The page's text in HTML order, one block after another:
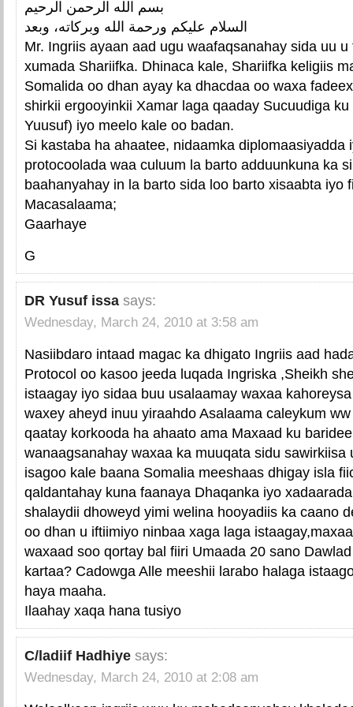
بسم الله الرحمن الرحيم
السلام عليكم ورحمة الله وبركاته، وبعد
Mr. Ingriis ayaan aad ugu waafaqsanahay sida uu
xumada Shariifka. Dhinaca kale, Shariifka keligiis
Somalida oo dhan ayay ka dhacdaa oo waxa
shirkii ergooyinkii Xamar laga qaaday Sucuudiga
Yuusuf) iyo meelo kale oo badan.
Si kastaba ha ahaatee, nidaamka diplomaasiyadda
protocoolada waa culuum la barto adduunkuna ka
baahanyahay in la barto sida loo barto xisaabta iyo
Macasalaama;
Gaarhaye
G
DR Yusuf issa says:
Wednesday, March 24, 2010 at 3:58 am
Nasiibdaro intaad magac ka dhigato Ingriis aad
Protocol oo kasoo jeeda luqada Ingriska ,Sheikh
istaagay iyo sidaa buu usalaamay waxaa
waxey aheyd inuu yiraahdo Asalaama caleykum
qaatay korkooda ha ahaato ama Maxaad ku
wanaagsanahay waxaa ka muuqata sidu sawirkiisa
isagoo kale baana Somalia meeshaas dhigay isla
qaldantahay kuna faanaya Dhaqanka iyo
shalaydii dhoweyd yimi welina hooyadiis ka caano
oo dhan u iftiimiyo ninbaa xaga laga
waxaad soo qortay bal fiiri Umaada 20 sano
kartaa? Cadowga Alle meeshii larabo halaga
haya maaha.
Ilaahay xaqa hana tusiyo
C/ladiif Hadhiye says:
Wednesday, March 24, 2010 at 2:08 am